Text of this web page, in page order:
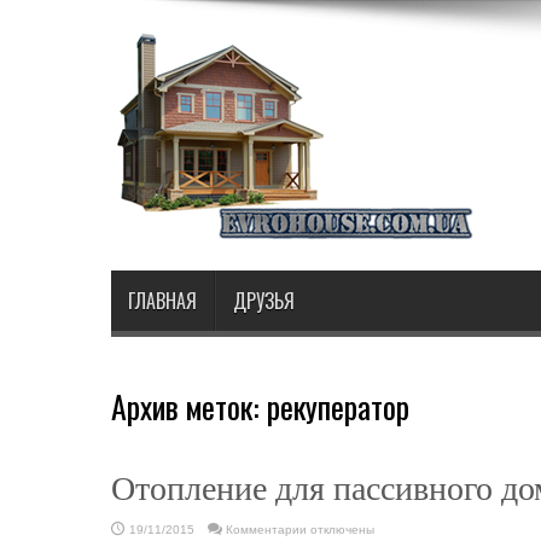
ГЛАВНАЯ ДРУЗЬЯ
Архив меток: рекуператор
Отопление для пассивного
19/11/2015 Комментарии отключены